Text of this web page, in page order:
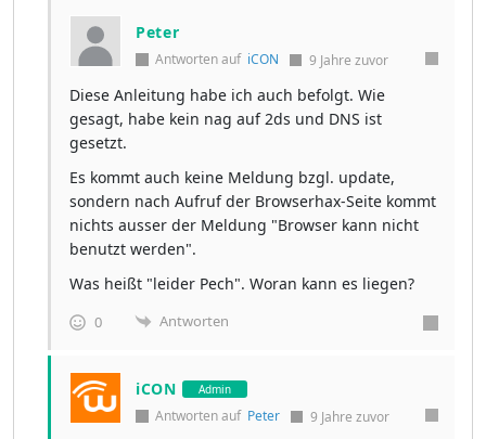
Peter
Antworten auf iCON 9 Jahre zuvor
Diese Anleitung habe ich auch befolgt. Wie
gesagt, habe kein nag auf 2ds und DNS ist
gesetzt.
Es kommt auch keine Meldung bzgl. update,
sondern nach Aufruf der Browserhax-Seite kommt
nichts ausser der Meldung "Browser kann nicht
benutzt werden".
Was heißt "leider Pech". Woran kann es liegen?
0 Antworten
iCON Admin
Antworten auf Peter 9 Jahre zuvor